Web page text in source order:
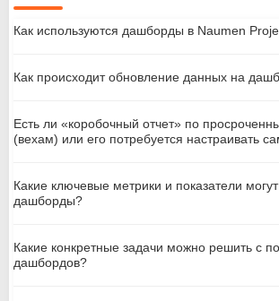
Как используются дашборды в Naumen
Как происходит обновление данных на
бизнес-процессами
Есть ли «коробочный отчет» по
(вехам) или его потребуется настраивать
Какие ключевые метрики и показатели
дашборды?
Какие конкретные задачи можно решить с
дашбордов?